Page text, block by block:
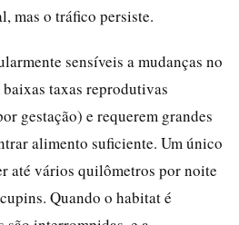
mas o tráfico persiste.
sensíveis a mudanças no
taxas reprodutivas
gestação) e requerem grandes
alimento suficiente. Um único
até vários quilômetros por noite
Quando o habitat é